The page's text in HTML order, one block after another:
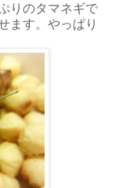
りのタマネギで
ます。やっぱり